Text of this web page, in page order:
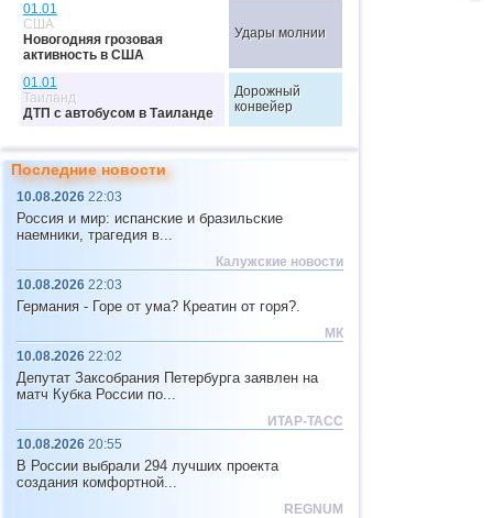
01.01
США
Новогодняя грозовая
активность в США
Удары молнии
01.01
Таиланд
ДТП с автобусом в Таиланде
Дорожный
конвейер
Аварийная посадка самолета
в Норильске
02.01
Земля
Активность Солнца
Космическая
02.01
Великобритания
Новогодний потоп на севере
Англии
Климат и
02.01
Таиланд
ДТП с автобусом в Таиланде
02.01
Борьба с мазутом
продолжается: Анапа
Экология, New
technology и
03.01
США
Последние новости
10.08.2026 22:03
Россия и мир: испанские и бразильские
наемники, трагедия в...
Калужские новости
10.08.2026 22:03
Германия - Горе от ума? Креатин от горя?.
МК
10.08.2026 22:02
Депутат Заксобрания Петербурга заявлен на
матч Кубка России по...
ИТАР-ТАСС
10.08.2026 20:55
В России выбрали 294 лучших проекта
создания комфортной...
REGNUM